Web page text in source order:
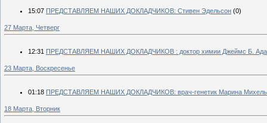
15:07 ПРЕДСТАВЛЯЕМ НАШИХ ДОКЛАДЧИКОВ: Стивен Эдельсон (0)
27 Марта, Четверг
12:31 ПРЕДСТАВЛЯЕМ НАШИХ ДОКЛАДЧИКОВ : доктор химии Джеймс Б.
23 Марта, Воскресенье
01:18 ПРЕДСТАВЛЯЕМ НАШИХ ДОКЛАДЧИКОВ: врач-генетик Марина
18 Марта, Вторник